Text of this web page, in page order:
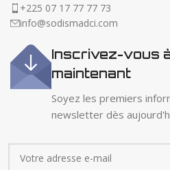
+225 07 17 77 77 73
info@sodismadci.com
Inscrivez-vous
maintenant
Soyez les premiers
newsletter dès